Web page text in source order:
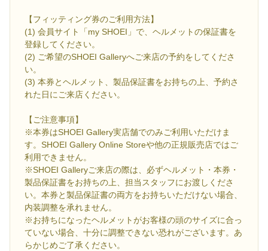
【フィッティング券のご利用方法】
(1) 会員サイト「my SHOEI」で、ヘルメットの保証書を
登録してください。
(2) ご希望のSHOEI Galleryへご来店の予約をしてくださ
い。
(3) 本券とヘルメット、製品保証書をお持ちの上、予約さ
れた日にご来店ください。
【ご注意事項】
※本券はSHOEI Gallery実店舗でのみご利用いただけま
す。SHOEI Gallery Online Storeや他の正規販売店ではご
利用できません。
※SHOEI Galleryご来店の際は、必ずヘルメット・本券・
製品保証書をお持ちの上、担当スタッフにお渡しくださ
い。本券と製品保証書の両方をお持ちいただけない場合、
内装調整を承れません。
※お持ちになったヘルメットがお客様の頭のサイズに合っ
ていない場合、十分に調整できない恐れがございます。あ
らかじめご了承ください。